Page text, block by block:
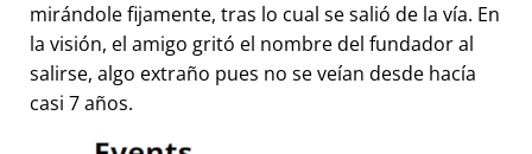
mirándole fijamente, tras lo cual se salió de la vía. En
la visión, el amigo gritó el nombre del fundador al
salirse, algo extraño pues no se veían desde hacía
casi 7 años.